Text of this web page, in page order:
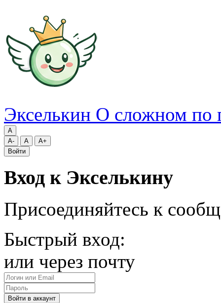
Экселькин О сложном по
A
A-
A
A+
Войти
Вход к Экселькину
Присоединяйтесь к
Быстрый вход:
или через почту
Войти в аккаунт